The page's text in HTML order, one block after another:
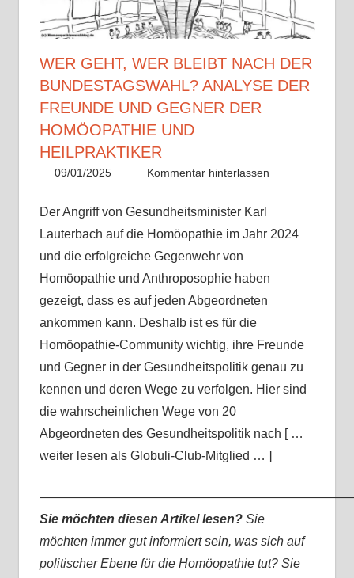
WER GEHT, WER BLEIBT NACH DER
BUNDESTAGSWAHL? ANALYSE DER
FREUNDE UND GEGNER DER
HOMÖOPATHIE UND
HEILPRAKTIKER
09/01/2025 Christian J. Becker
Allgemein
Kommentar hinterlassen
Der Angriff von Gesundheitsminister Karl
Lauterbach auf die Homöopathie im Jahr 2024
und die erfolgreiche Gegenwehr von
Homöopathie und Anthroposophie haben
gezeigt, dass es auf jeden Abgeordneten
ankommen kann. Deshalb ist es für die
Homöopathie-Community wichtig, ihre Freunde
und Gegner in der Gesundheitspolitik genau zu
kennen und deren Wege zu verfolgen. Hier sind
die wahrscheinlichen Wege von 20
Abgeordneten des Gesundheitspolitik nach [ …
weiter lesen als Globuli-Club-Mitglied … ]
Sie möchten diesen Artikel lesen? Sie
möchten immer gut informiert sein, was sich auf
politischer Ebene für die Homöopathie tut? Sie